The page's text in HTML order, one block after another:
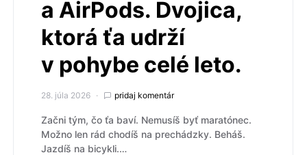
a AirPods. Dvojica,
ktorá ťa udrží
v pohybe celé leto.
28. júla 2026 pridaj komentár
Začni tým, čo ťa baví. Nemusíš byť maratónec.
Možno len rád chodíš na prechádzky. Beháš.
Jazdíš na bicykli.…